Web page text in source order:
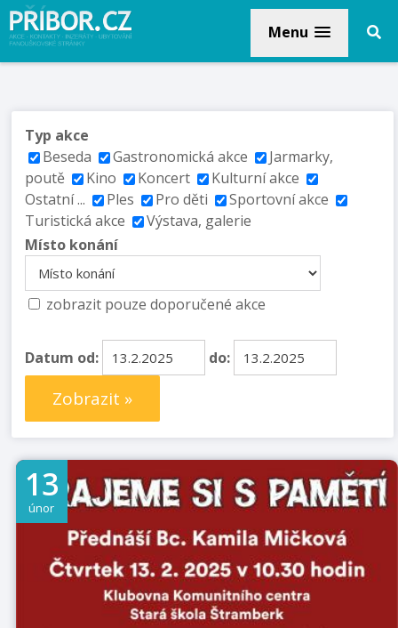
Menu
Typ akce
Beseda
Gastronomická akce
Jarmarky,
poutě
Kino Koncert
Kulturní akce
Ostatní ...
Ples Pro děti
Sportovní akce
Turistická akce
Výstava, galerie
Místo konání
zobrazit pouze doporučené akce
Datum od: do:
Zobrazit »
13
únor